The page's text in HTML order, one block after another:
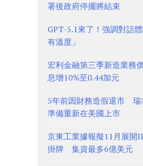
署後政府停擺將結束
GPT-5.1來了！強調對話
有溫度」
宏利金融第三季新造業務
息增10%至0.44加元
5年前因財務造假退市 瑞
準備重新在美國上市
京東工業據報擬11月展開
掛牌 集資最多6億美元